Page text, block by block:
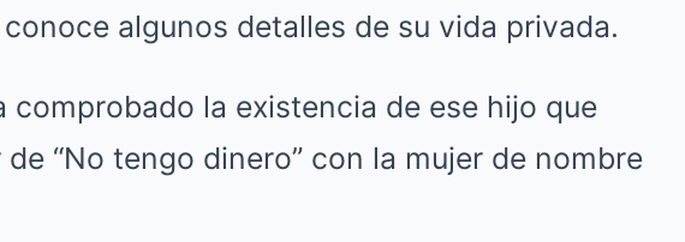
algunos detalles de su vida privada.
comprobado la existencia de ese hijo que
“No tengo dinero” con la mujer de nombre